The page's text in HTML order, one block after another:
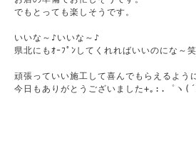
でもとっても楽しそうです。
いいな～♪いいな～♪
県北にもｵｰﾌﾟﾝしてくれればいいのにな～笑
頑張っていい施工して喜んでもらえるよう
今日もありがとうございました+｡:.゜